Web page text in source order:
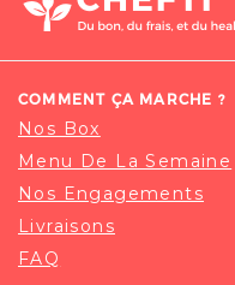
COMMENT ÇA MARCHE ?
Nos Box
Menu De La Semaine
Nos Engagements
Livraisons
FAQ